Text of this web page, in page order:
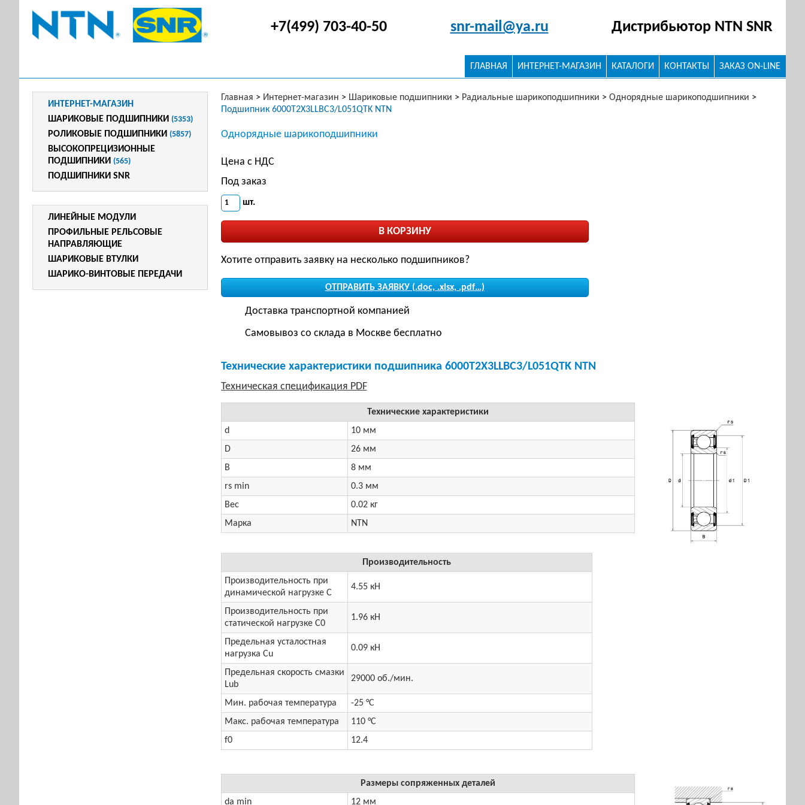
+7(499) 703-40-50 snr-mail@ya.ru Дистрибьютор NTN SNR
ГЛАВНАЯ ИНТЕРНЕТ-МАГАЗИН КАТАЛОГИ КОНТАКТЫ ЗАКАЗ ON-LINE
ИНТЕРНЕТ-МАГАЗИН
ШАРИКОВЫЕ ПОДШИПНИКИ (5353)
РОЛИКОВЫЕ ПОДШИПНИКИ (5857)
ВЫСОКОПРЕЦИЗИОННЫЕ
ПОДШИПНИКИ (565)
ПОДШИПНИКИ SNR
ЛИНЕЙНЫЕ МОДУЛИ
ПРОФИЛЬНЫЕ РЕЛЬСОВЫЕ
НАПРАВЛЯЮЩИЕ
ШАРИКОВЫЕ ВТУЛКИ
ШАРИКО-ВИНТОВЫЕ ПЕРЕДАЧИ
Главная > Интернет-магазин > Шариковые подшипники > Радиальные шарикоподшипники > Однорядные шарикоподшипники >
Подшипник 6000T2X3LLBC3/L051QTK NTN
Однорядные шарикоподшипники
Цена с НДС
Под заказ
шт.
Хотите отправить заявку на несколько подшипников?
ОТПРАВИТЬ ЗАЯВКУ (.doc, .xlsx, .pdf…)
Доставка транспортной компанией
Самовывоз со склада в Москве бесплатно
Технические характеристики подшипника 6000T2X3LLBC3/L051QTK NTN
Технические характеристики
d
10 мм
D
26 мм
B
8 мм
rs min
0.3 мм
Вес
0.02 кг
Марка
NTN
Производительность
Производительность при
динамической нагрузке C
4.55 кН
Производительность при
статической нагрузке C0
1.96 кН
Предельная усталостная
нагрузка Cu
0.09 кН
Предельная скорость смазки
Lub
29000 об./мин.
Мин. рабочая температура
-25 °C
Макс. рабочая температура
110 °C
f0
12.4
Размеры сопряженных деталей
da min
12 мм